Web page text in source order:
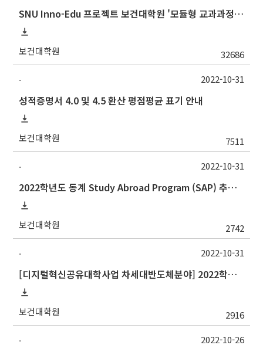
SNU Inno-Edu 프로젝트 보건대학원 '모듈형 교과과정' 안내(revised 2022/2/28)
보건대학원 32686
-
성적증명서 4.0 및 4.5 환산 평점평균 표기 안내
보건대학원 7511
2022-10-31
-
2022학년도 동계 Study Abroad Program (SAP) 추가 모집 안내
보건대학원 2742
2022-10-31
-
[디지털혁신공유대학사업 차세대반도체분야] 2022학년도 동계계절학기 포항공과대학교 교류 수학 안내
보건대학원 2916
2022-10-31
- 2022-10-26